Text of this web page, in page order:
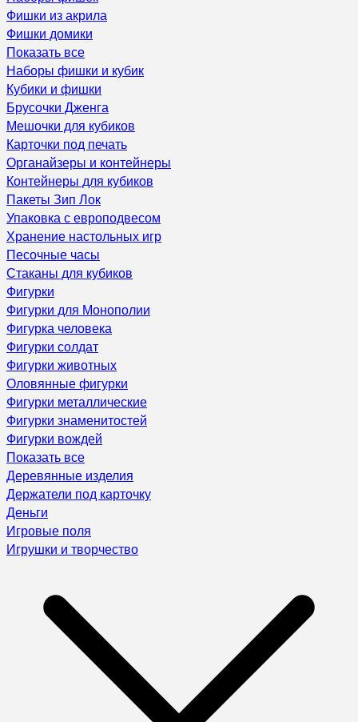
Фишки из акрила
Фишки домики
Показать все
Наборы фишки и кубик
Кубики и фишки
Брусочки Дженга
Мешочки для кубиков
Карточки под печать
Органайзеры и контейнеры
Контейнеры для кубиков
Пакеты Зип Лок
Упаковка с европодвесом
Хранение настольных игр
Песочные часы
Стаканы для кубиков
Фигурки
Фигурки для Монополии
Фигурка человека
Фигурки солдат
Фигурки животных
Оловянные фигурки
Фигурки металлические
Фигурки знаменитостей
Фигурки вождей
Показать все
Деревянные изделия
Держатели под карточку
Деньги
Игровые поля
Игрушки и творчество